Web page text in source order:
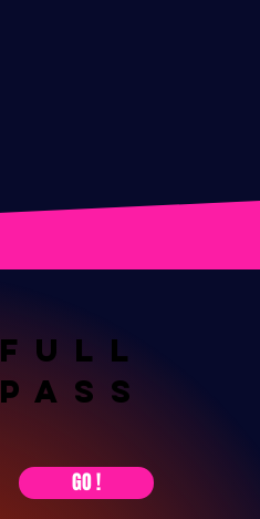
FULL
PASS
GO !